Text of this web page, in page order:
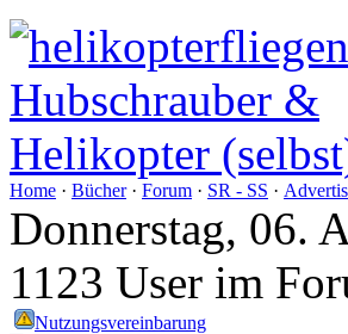
Home · Bücher· Forum · SR - SS ·
Donnerstag, 06.
1123 User im
Nutzungsvereinbarung